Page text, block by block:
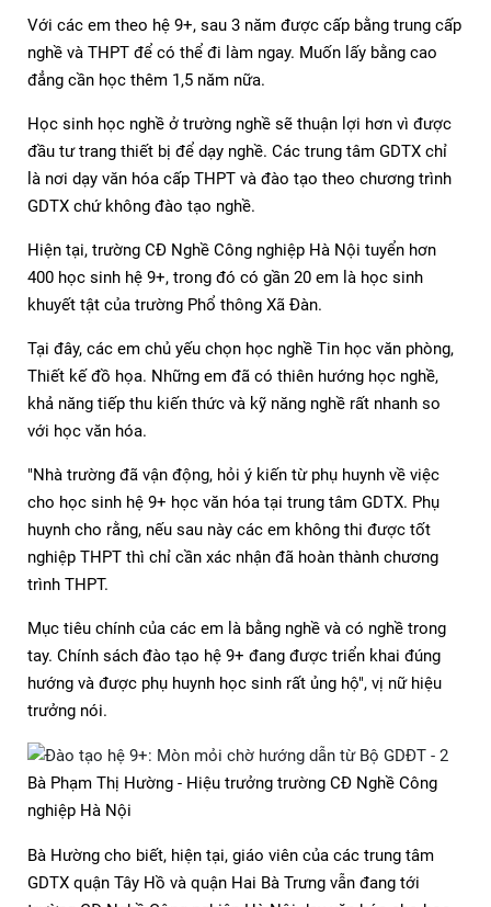
Với các em theo hệ 9+, sau 3 năm được cấp bằng trung cấp
nghề và THPT để có thể đi làm ngay. Muốn lấy bằng cao
đẳng cần học thêm 1,5 năm nữa.
Học sinh học nghề ở trường nghề sẽ thuận lợi hơn vì được
đầu tư trang thiết bị để dạy nghề. Các trung tâm GDTX chỉ
là nơi dạy văn hóa cấp THPT và đào tạo theo chương trình
GDTX chứ không đào tạo nghề.
Hiện tại, trường CĐ Nghề Công nghiệp Hà Nội tuyển hơn
400 học sinh hệ 9+, trong đó có gần 20 em là học sinh
khuyết tật của trường Phổ thông Xã Đàn.
Tại đây, các em chủ yếu chọn học nghề Tin học văn phòng,
Thiết kế đồ họa. Những em đã có thiên hướng học nghề,
khả năng tiếp thu kiến thức và kỹ năng nghề rất nhanh so
với học văn hóa.
"Nhà trường đã vận động, hỏi ý kiến từ phụ huynh về việc
cho học sinh hệ 9+ học văn hóa tại trung tâm GDTX. Phụ
huynh cho rằng, nếu sau này các em không thi được tốt
nghiệp THPT thì chỉ cần xác nhận đã hoàn thành chương
trình THPT.
Mục tiêu chính của các em là bằng nghề và có nghề trong
tay. Chính sách đào tạo hệ 9+ đang được triển khai đúng
hướng và được phụ huynh học sinh rất ủng hộ", vị nữ hiệu
trưởng nói.
Bà Phạm Thị Hường - Hiệu trưởng trường CĐ Nghề Công
nghiệp Hà Nội
Bà Hường cho biết, hiện tại, giáo viên của các trung tâm
GDTX quận Tây Hồ và quận Hai Bà Trưng vẫn đang tới